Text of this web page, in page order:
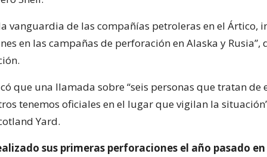
vanguardia de las compañías petroleras en el Ártico,
en las campañas de perforación en Alaska y Rusia”,
que una llamada sobre “seis personas que tratan de
tenemos oficiales en el lugar que vigilan la
Yard.
sus primeras perforaciones el año pasado en